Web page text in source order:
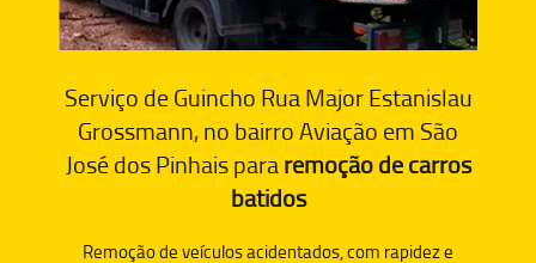
Serviço de Guincho Rua Major Estanislau
Grossmann, no bairro Aviação em São
José dos Pinhais pararemoção de carros
batidos
Remoção de veículos acidentados, com rapidez e